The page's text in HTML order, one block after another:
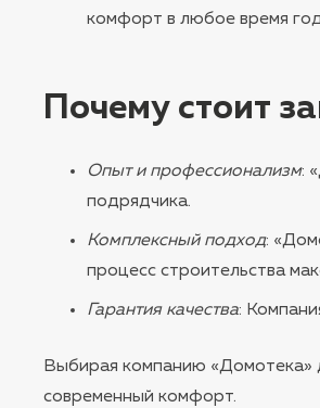
комфорт в любое время
Почему стоит
Опыт и профессионализм:
подрядчика.
Комплексный подход:
процесс строительства
Гарантия качества:
Выбирая компанию «Домотека»
современный комфорт.